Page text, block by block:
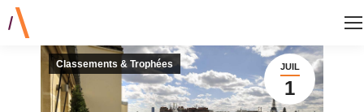
JUIL
1
Classements & Trophées